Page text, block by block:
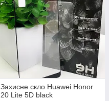
Захисне скло Huawei Honor
20 Lite 5D black